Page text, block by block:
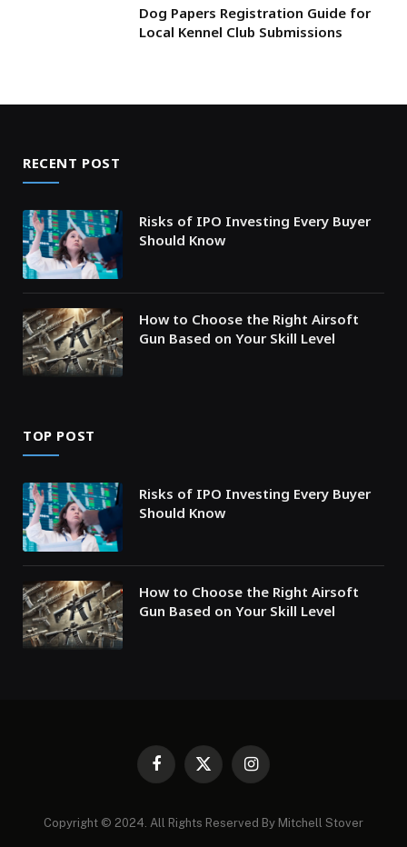
Dog Papers Registration Guide for
Local Kennel Club Submissions
RECENT POST
Risks of IPO Investing Every Buyer
Should Know
How to Choose the Right Airsoft
Gun Based on Your Skill Level
TOP POST
Risks of IPO Investing Every Buyer
Should Know
How to Choose the Right Airsoft
Gun Based on Your Skill Level
Facebook
X
Instagram
Copyright © 2024. All Rights Reserved By Mitchell Stover